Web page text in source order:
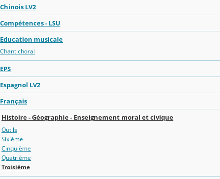
Chinois LV2
Compétences - LSU
Education musicale
Chant choral
EPS
Espagnol LV2
Français
Histoire - Géographie - Enseignement moral et civique
Outils
Sixième
Cinquième
Quatrième
Troisième